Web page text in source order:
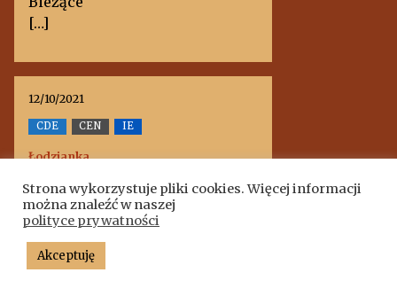
[…]
12/10/2021
CDE CEN IE
Łodzianka
pierwszej
edycji
konkursu
Przedstawicielstwa
KE w Polsce
„Zaprojektuj
Europę od
Strona wykorzystuje pliki cookies. Więcej informacji
można znaleźć w naszej
polityce prywatności
Akceptuję